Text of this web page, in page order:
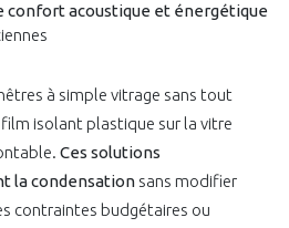
confort acoustique et énergétique
à simple vitrage sans tout
isolant plastique sur la vitre
Ces solutions
la condensation sans modifier
contraintes budgétaires ou